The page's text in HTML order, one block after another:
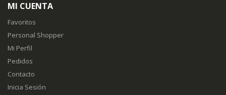
MI CUENTA
Favoritos
Personal Shopper
Mi Perfil
Pedidos
Contacto
Inicia Sesión